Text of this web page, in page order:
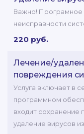
Важно! Програмное
неисправности
220 руб.
Лечение/
повреждения
Услуга включает в
программном
входит сохранение
удаление вирусов